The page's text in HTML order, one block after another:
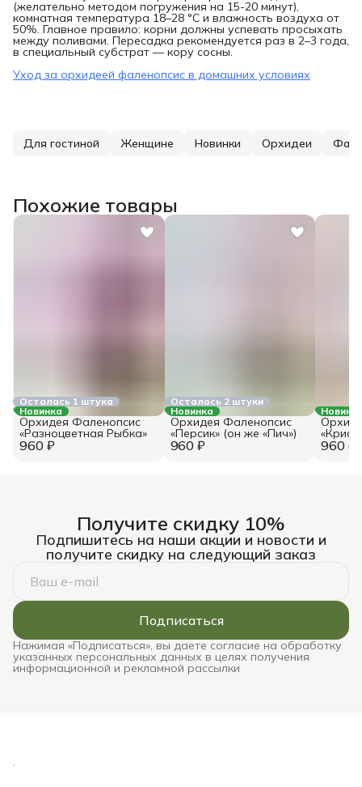
(желательно методом погружения на 15-20 минут),
комнатная температура 18–28 °C и влажность воздуха от
50%. Главное правило: корни должны успевать просыхать
между поливами. Пересадка рекомендуется раз в 2–3 года,
в специальный субстрат — кору сосны.
Уход за орхидеей фаленопсис в домашних условиях
Для гостиной Женщине Новинки Орхидеи
Похожие товары
Осталась 1 штука
Новинка
960 ₽
Орхидея Фаленопсис
«Разноцветная Рыбка»
Осталось 2 штуки
Новинка
960 ₽
Орхидея Фаленопсис
«Персик» (он же «Пич»)
960 ₽
же
Получите скидку 10%
Подпишитесь на наши акции и новости и
получите скидку на следующий заказ
Подписаться
Нажимая «Подписаться», вы даете согласие на обработку
указанных персональных данных в целях получения
информационной и рекламной рассылки